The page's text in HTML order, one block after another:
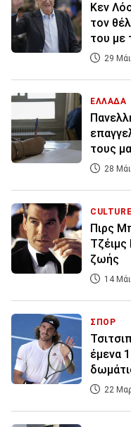
Κεν
τον
του με
29
ΕΛΛΑΔΑ
τους
28
CULTURE
Πιρς
Τζέιμς
ζωής
14
ΣΠΟΡ
έμενα
22